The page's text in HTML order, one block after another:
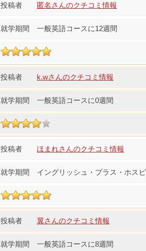
匿名さんのクチコミ情報
一般英語コースに12週間
k.wさんのクチコミ情報
一般英語コースに0週間
ほまれさんのクチコミ情報
イングリッシュ・プラス・ホス
翼さんのクチコミ情報
一般英語コースに8週間